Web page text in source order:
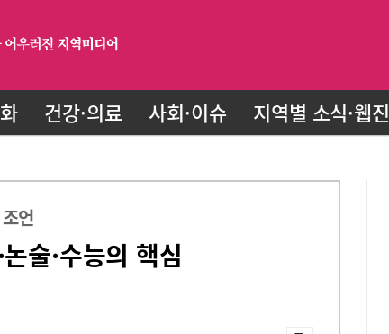
건강·의료 사회·이슈 지역별 소식·웹진
언
술·수능의 핵심